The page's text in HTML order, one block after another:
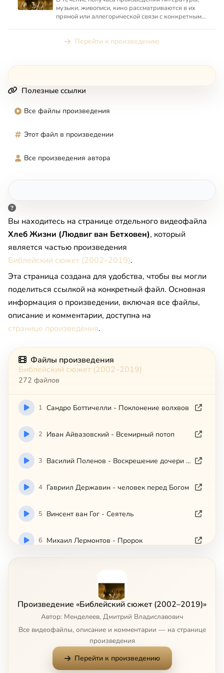
музыки, живописи, кино рассматриваются в их
прямой или аллегорической связи с конкретным
Перейти к произведению
Полезные ссылки
Все файлы произведения
Этот файл в произведении
Все произведения автора
Вы находитесь на странице отдельного видеофайла
Хлеб Жизни (Людвиг ван Бетховен), который
является частью произведения
Библейский сюжет (2002–2019).
Эта страница создана для удобства, чтобы вы могли
поделиться ссылкой на конкретный файл. Основная
информация о произведении, включая все файлы,
описание и комментарии, доступна на
странице произведения.
Файлы произведения
Библейский сюжет (2002–2019)
272 файлов
1 Сандро Боттичелли - Поклонение волхвов
2 Иван Айвазовский - Всемирный потоп
3 Василий Поленов - Воскрешение дочери Иаира
4 Гавриил Державин - человек перед Богом
5 Винсент ван Гог - Сеятель
6 Михаил Лермонтов - Пророк
Ингмар Бергман - Седьмая печать
9 Сальвадор Дали - Тайная Вечеря
Илья Репин - Иов и его друзья
Произведение «Библейский сюжет (2002–2019)»
Автор: Менделеев, Дмитрий Владиславович
Все видеофайлы, описание и комментарии — на странице
произведения
Перейти к произведению